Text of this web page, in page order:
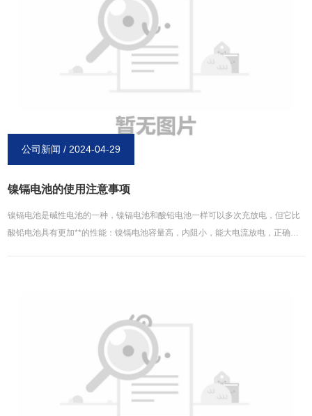
务服务电话24小时保持畅通，我们会在**时间解决客户问题，帮助客户排忧解
难。在此博研电源再次祝广大用户国庆节、中秋节快乐。
公司新闻 / 2024-04-29
镍镉电池的使用注意事项
镍镉电池是碱性电池的一种，镍镉电池和酸铅电池一样可以多次充放电，但它比
酸铅电池具有更加**的性能：镍镉电池容量高，内阻小，能大电流放电，正确使
进行使用。5、镍镉电池可在-30℃-50℃的温度范围之间保存，但要是在长时间放
置的情形下，*好是在35℃以下保存。6、充电状态或是放电状态的保存都是可行
的，但是相比之下放电状态能使容量较早回复并更易被激活。以上内容均来源于
博研镍氢电池官网：http://www.xinxiangboyan.com。